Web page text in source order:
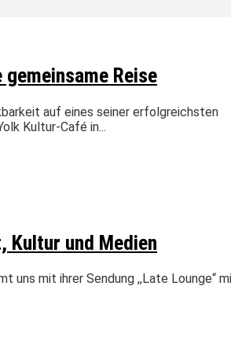
Reise
auf eines seiner erfolgreichsten
Kultur-Café in...
Kultur und Medien
uns mit ihrer Sendung ,,Late Lounge“